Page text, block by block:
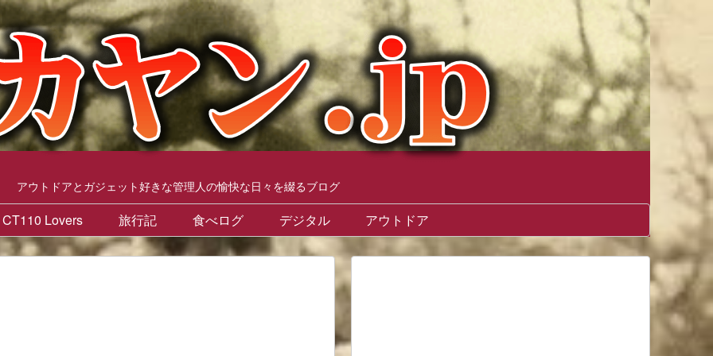
アウトドアとガジェット好きな管理人の愉快な日々を綴るブログ
CT110 Lovers 旅行記 食べログ デジタル アウトドア